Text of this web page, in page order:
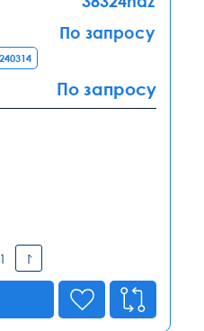
По запросу
По запросу